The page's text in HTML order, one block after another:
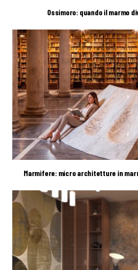
Ossimoro: quando il marmo
Marmifere: micro architetture in